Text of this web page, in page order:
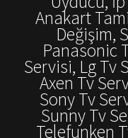
Anakart
Değişim,
Panasonic
Servisi, Lg Tv
Axen Tv
Sony Tv
Sunny Tv
Telefunken